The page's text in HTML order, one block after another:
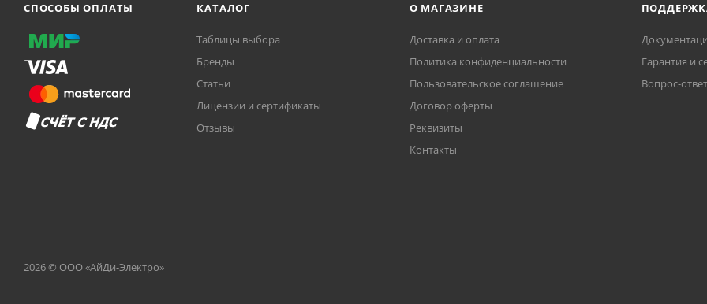
СПОСОБЫ ОПЛАТЫ КАТАЛОГ
Таблицы выбора
Бренды
Статьи
Лицензии и сертификаты
Отзывы
О МАГАЗИНЕ
Доставка и оплата
Политика конфиденциальности
Пользовательское соглашение
Договор оферты
Реквизиты
Контакты
Гарантия и
Вопрос-ответ
2026 © ООО «АйДи-Электро»